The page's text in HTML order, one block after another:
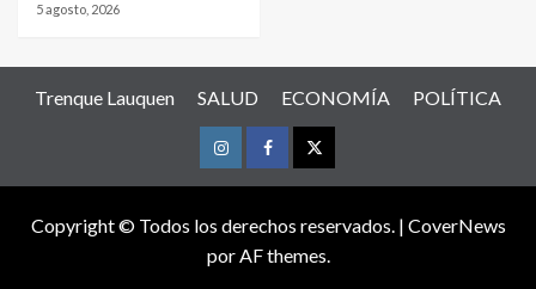
5 agosto, 2026
Trenque Lauquen SALUD ECONOMÍA POLÍTICA
InstagramFacebookTwitter
Copyright © Todos los derechos reservados. | CoverNews
por AF themes.